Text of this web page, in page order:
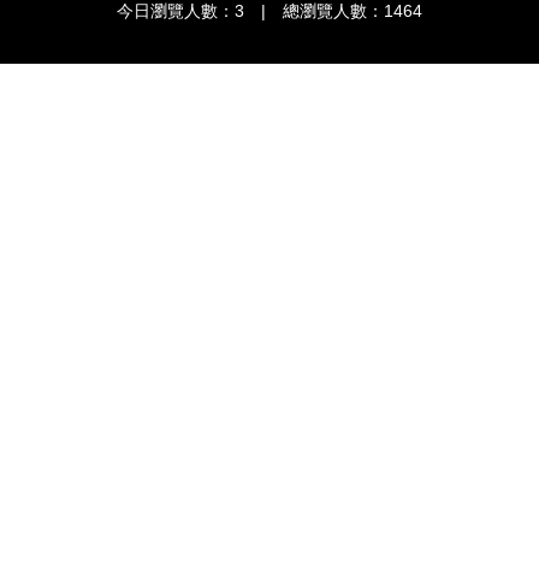
今日瀏覽人數：3 | 總瀏覽人數：1464